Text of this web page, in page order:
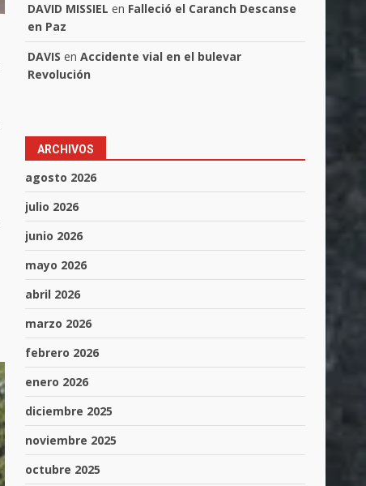
DAVID MISSIEL en Falleció el Caranch Descanse
en Paz
DAVIS enAccidente vial en el bulevar
Revolución
ARCHIVOS
agosto 2026
julio 2026
junio 2026
mayo 2026
abril 2026
marzo 2026
febrero 2026
enero 2026
diciembre 2025
noviembre 2025
octubre 2025